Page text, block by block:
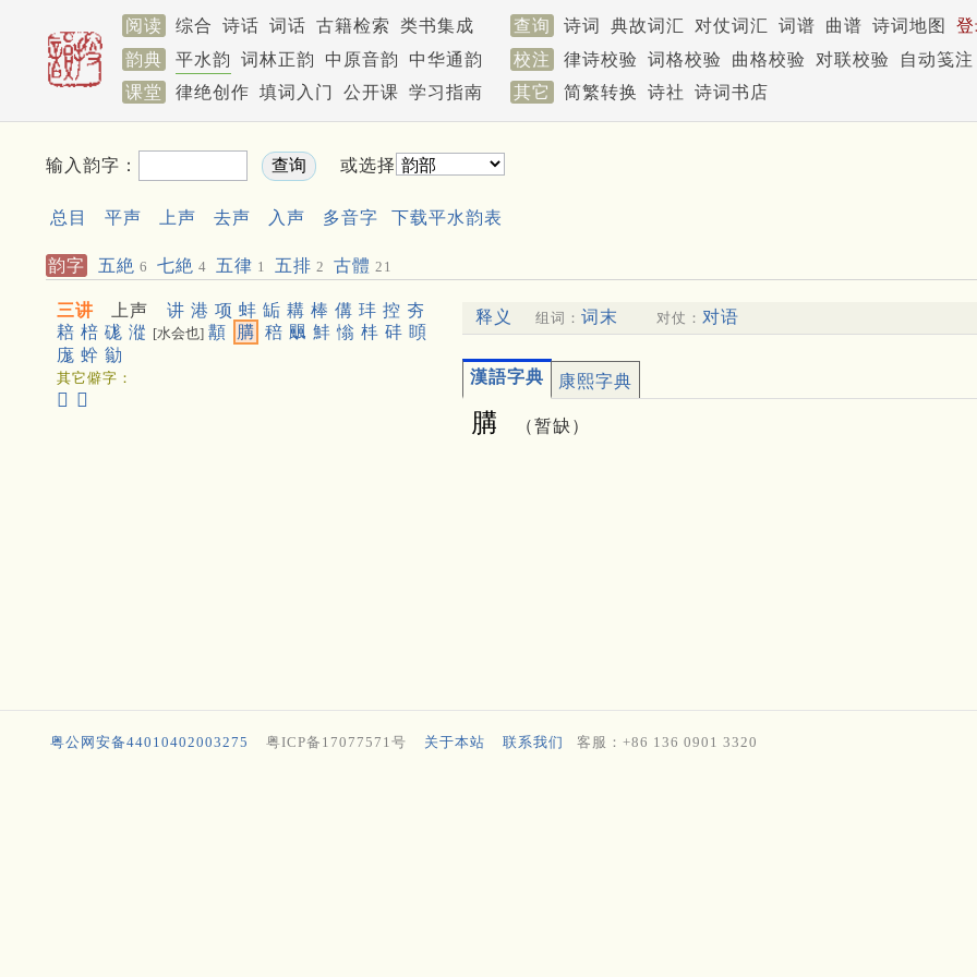
阅读 综合 诗话 词话 古籍检索 类书集成 查询 诗词 典故词汇 对仗词汇 词谱 曲谱 诗词地图
韵典
平水韵 词林正韵 中原音韵 中华通韵 校注 律诗校验 词格校验 曲格校验 对联校验
自动笺注
课堂
律绝创作 填词入门 公开课 学习指南 其它 简繁转换 诗社 诗词书店
输入韵字： 或选择
总目 平声 上声 去声 入声 多音字 下载平水韵表
韵字 五絶 6 七絶 4 五律 1 五排 2 古體 21
三讲 上声 讲 港 项 蚌 缿 耩 棒 傋 玤 控 夯
䎧 棓 硥 漎 [水会也] 顜 䐟 稖 䬕 䰷 慃 㭋 䂜 䁰
庬 䖫 勜
其它僻字：
𢗒 𪁒
释义 组词： 词末 对仗： 对语
漢語字典 康熙字典
䐟 （暂缺）
粤公网安备44010402003275 粤ICP备17077571号 关于本站 联系我们 客服：+86 136 0901 3320